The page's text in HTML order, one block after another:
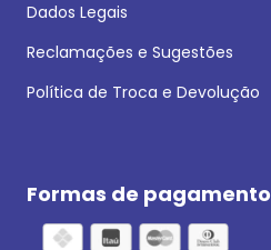
Dados Legais
Reclamações e Sugestões
Política de Troca e Devolução
Formas de pagamento